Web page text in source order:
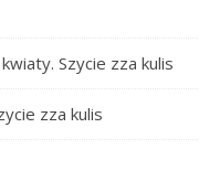
Szycie zza kulis
zza kulis